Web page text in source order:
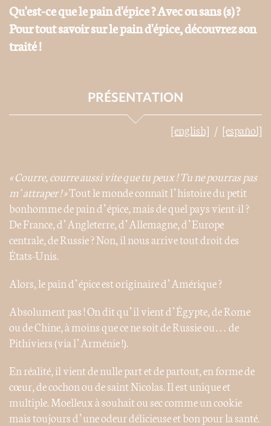
Qu'est-ce que le pain d'épice ? Avec ou sans (s) ?
Pour tout savoir sur le pain d'épice, découvrez son
traité !
PRÉSENTATION
[english] [español]
« Courre, courre aussi vite que tu peux ! Tu ne pourras pas
m’attraper ! »Tout le monde connaît l’histoire du petit
bonhomme de pain d’épice, mais de quel pays vient-il ?
De France, d’Angleterre, d’Allemagne, d’Europe
centrale, de Russie ? Non, il nous arrive tout droit des
États-Unis.
Alors, le pain d’épice est originaire d’Amérique ?
Absolument pas ! On dit qu’il vient d’Égypte, de Rome
ou de Chine, à moins que ce ne soit de Russie ou… de
Pithiviers (via l’Arménie !).
En réalité, il vient de nulle part et de partout, en forme de
cœur, de cochon ou de saint Nicolas. Il est unique et
multiple. Moelleux à souhait ou sec comme un cookie
mais toujours d’une odeur délicieuse et bon pour la santé.